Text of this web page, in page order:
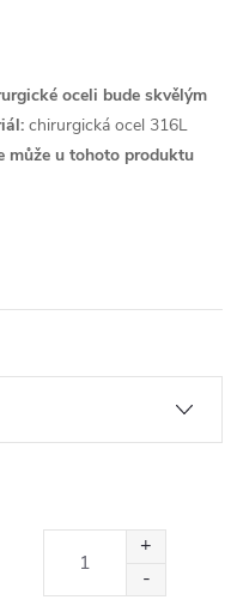
oceli bude skvělým
chirurgická ocel 316L
může u tohoto produktu